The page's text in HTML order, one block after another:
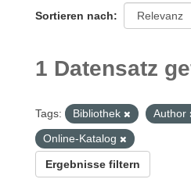
Sortieren nach
1 Datensatz
Tags: Bibliothek Author
Online-Katalog
Ergebnisse filtern